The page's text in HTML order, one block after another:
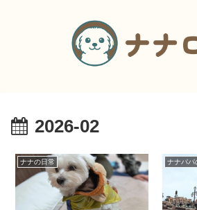
2026-02
ナナの日常 ナナパパ